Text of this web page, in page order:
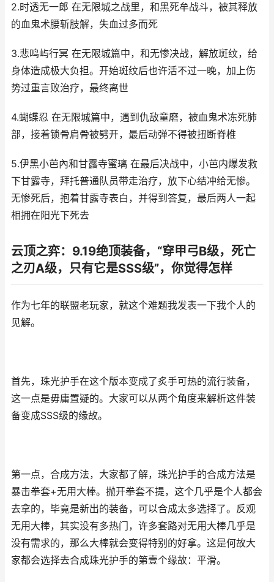
2.时透无一郎 在无限城之战里，和黑死牟战斗，被其释放
的血鬼术腰斩肢解，失血过多而死
3.悲鸣屿行冥 在无限城篇中，和无惨决战，解放斑纹，给
身体造成极大负担。开始斑纹后也许活不过一晚，加上伤
势过重言败治疗，最终离世
4.蝴蝶忍 在无限城篇中，遇到仇敌童磨，被血鬼术冻死肺
部，接着锁骨肩骨被劈开，最后动弹不得被扭断脊椎
5.伊黑小芭內和甘露寺蜜璃 在最后决战中，小芭内爆发救
下甘露寺，拜托普通队员带走治疗，放下心结冲给无惨。
无惨死后，抱着甘露寺表白，并得到答复，最后两人一起
相拥在阳光下死去
云顶之弈：9.19绝顶装备，“穿甲弓B级，死亡
之刃A级，只有它是SSS级”，你觉得怎样
作为七年的联盟老玩家，就这个难题我发表一下我个人的
见解。
首先，珠光护手在这个版本变成了炙手可热的流行装备，
这一点是毋庸置疑的。大家可以从两个角度来解析这件装
备变成SSS级的缘故。
第一点，合成方法，大家都了解，珠光护手的合成方法是
暴击拳套+无用大棒。抛开拳套不提，这个几乎是个人都会
去拿的，毕竟是新出的装备，可以合成太多选择了。反观
无用大棒，其实没有多热门，许多套路对无用大棒几乎是
没有需求的，那么大棒就会变得特别的好拿。这是何故大
家都会选择去合成珠光护手的第壹个缘故：平滑。